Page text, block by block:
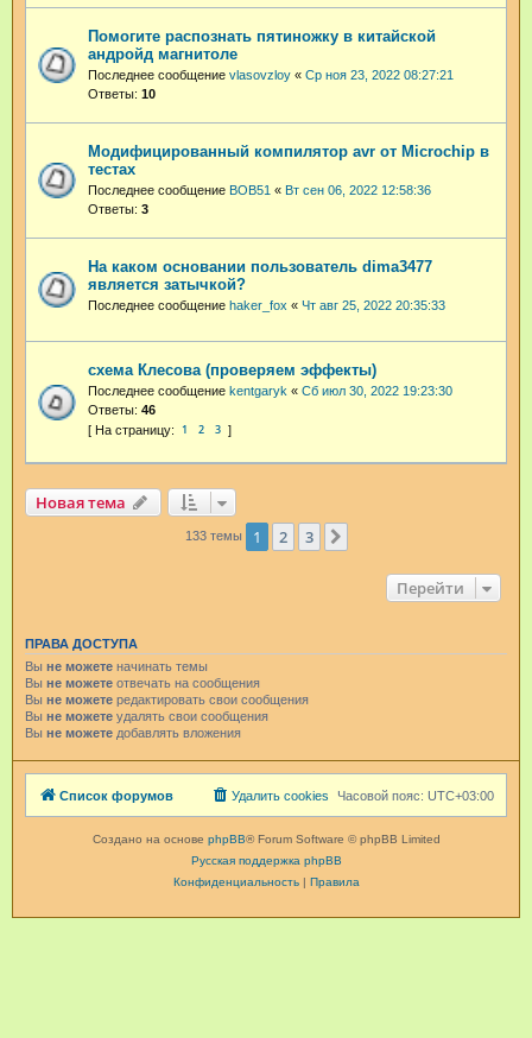
Помогите распознать пятиножку в китайской
андройд магнитоле
Последнее сообщение vlasovzloy « Ср ноя 23, 2022 08:27:21
Ответы: 10
Модифицированный компилятор avr от Microchip в
тестах
Последнее сообщение BOB51 « Вт сен 06, 2022 12:58:36
Ответы: 3
На каком основании пользователь dima3477
является затычкой?
Последнее сообщение haker_fox « Чт авг 25, 2022 20:35:33
схема Клесова (проверяем эффекты)
Последнее сообщение kentgaryk « Сб июл 30, 2022 19:23:30
Ответы: 46
1 2 3
Новая тема
133 темы 1 2 3
Перейти
ПРАВА ДОСТУПА
Вы не можете начинать темы
Вы не можете отвечать на сообщения
Вы не можете редактировать свои сообщения
Вы не можете удалять свои сообщения
Вы не можете добавлять вложения
Список форумов Часовой пояс: UTC+03:00
Удалить cookies
Создано на основе phpBB® Forum Software © phpBB Limited
Русская поддержка phpBB
Конфиденциальность| Правила